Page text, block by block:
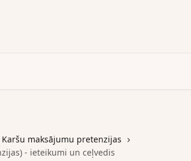
Karšu maksājumu pretenzijas
- ieteikumi un ceļvedis